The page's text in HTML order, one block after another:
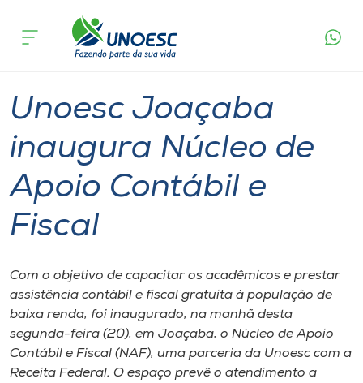
Cursos
Pesquisa
Atendimento ao Estudante
Portal de Ensino
A
Internacionalização
acontece
Unoesc Joaçaba
inaugura Núcleo de
Apoio Contábil e
Fiscal
Com o objetivo de capacitar os acadêmicos e prestar
assistência contábil e fiscal gratuita à população de
baixa renda, foi inaugurado, na manhã desta
segunda-feira (20), em Joaçaba, o Núcleo de Apoio
Contábil e Fiscal (NAF), uma parceria da Unoesc com a
Receita Federal. O espaço prevê o atendimento a